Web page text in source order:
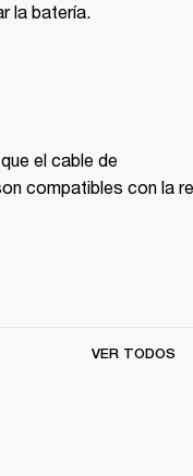
la batería.
el cable de
compatibles con la
VER TODOS